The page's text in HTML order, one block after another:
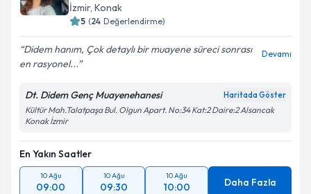
İzmir, Konak
5 (24 Değerlendirme)
Didem hanım, Çok detaylı bir muayene süreci sonrası
en rasyonel...
Devamı
Dt. Didem Genç Muayenehanesi Haritada Göster
Kültür Mah.Talatpaşa Bul. Olgun Apart. No:34 Kat:2 Daire:2 Alsancak
Konak İzmir
En Yakın Saatler
10 Ağu
09:00
10 Ağu
09:30
10 Ağu
10:00 Daha Fazla